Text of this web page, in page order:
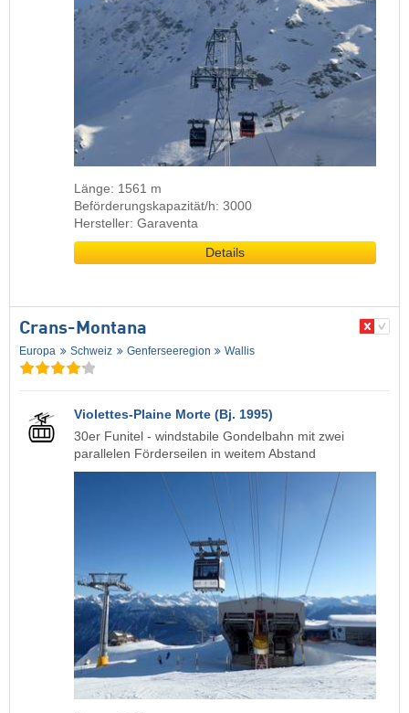
Länge: 1561 m
Beförderungskapazität/h: 3000
Hersteller: Garaventa
Details
Crans-Montana
Europa Schweiz Genferseeregion Wallis
Violettes-Plaine Morte (Bj. 1995)
30er Funitel - windstabile Gondelbahn mit zwei
parallelen Förderseilen in weitem Abstand